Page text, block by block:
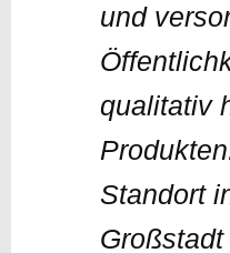
und
qualitativ
Standort